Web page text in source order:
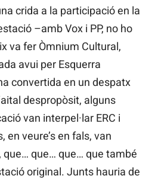
crida a la participació en la
–amb Vox i PP, no ho
va fer Òmnium Cultural,
avui per Esquerra
convertida en un despatx
despropòsit, alguns
van interpel·lar ERC i
en veure’s en fals, van
que… que… que… que també
original. Junts hauria de